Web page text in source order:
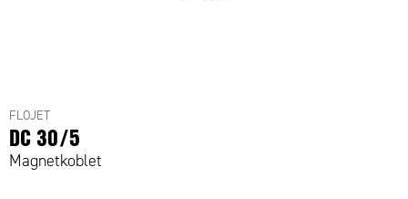
FLOJET
DC 30/5
Magnetkoblet